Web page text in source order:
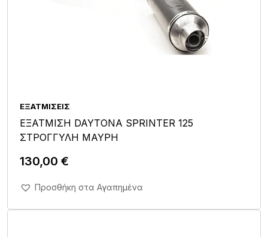
ΕΞΑΤΜΊΣΕΙΣ
ΕΞΑΤΜΙΣΗ DAYTONA SPRINTER 125
ΣΤΡΟΓΓΥΛΗ ΜΑΥΡΗ
130,00 €
Άμεση Αγορά Σε 1'
Προσθήκη στα Αγαπημένα